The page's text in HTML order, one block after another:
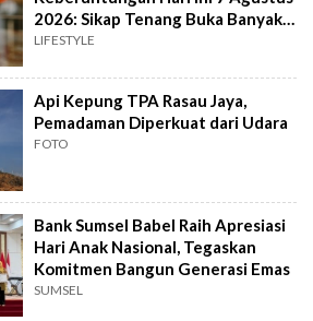
2026: Sikap Tenang Buka Banyak
Peluang
LIFESTYLE
Api Kepung TPA Rasau Jaya,
Pemadaman Diperkuat dari Udara
FOTO
Bank Sumsel Babel Raih Apresiasi
Hari Anak Nasional, Tegaskan
Komitmen Bangun Generasi Emas
SUMSEL